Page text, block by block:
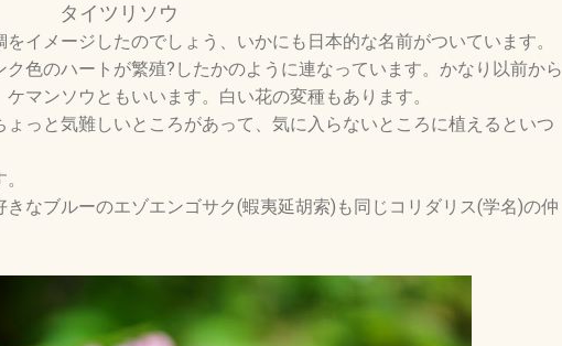
タイツリソウ
イメージしたのでしょう、いかにも日本的な名前がついています。
色のハートが繁殖?したかのように連なっています。かなり以前から
マンソウともいいます。白い花の変種もあります。
っと気難しいところがあって、気に入らないところに植えるといつ
なブルーのエゾエンゴサク(蝦夷延胡索)も同じコリダリス(学名)の仲